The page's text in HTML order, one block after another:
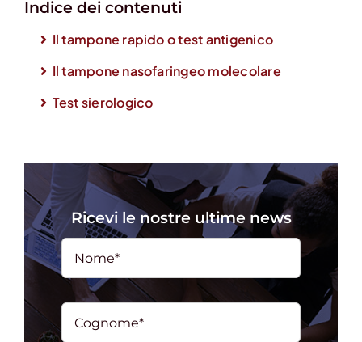
Indice dei contenuti
Il tampone rapido o test antigenico
Il tampone nasofaringeo molecolare
Test sierologico
Ricevi le nostre ultime news